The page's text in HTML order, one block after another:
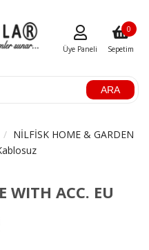
ARA
Üye Paneli Sepetim
0
NİLFİSK HOME & GARDEN
WITH ACC. EU